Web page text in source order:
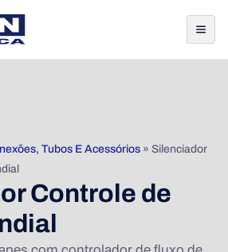
Tubos E Acessórios » Silenciador
Controle de